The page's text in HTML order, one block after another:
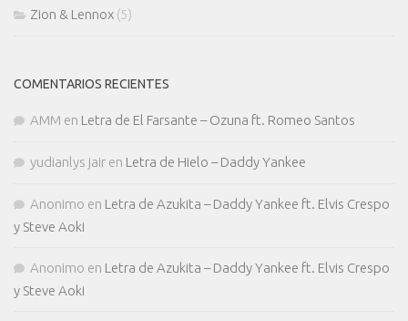
Zion & Lennox (5)
COMENTARIOS RECIENTES
AMM en Letra de El Farsante – Ozuna ft. Romeo Santos
yudianlys jair en Letra de Hielo – Daddy Yankee
Anonimo en Letra de Azukita – Daddy Yankee ft. Elvis Crespo
y Steve Aoki
Anonimo en Letra de Azukita – Daddy Yankee ft. Elvis Crespo
y Steve Aoki